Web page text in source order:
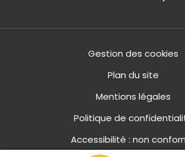
Gestion des cookies
Plan du site
Mentions légales
Politique de
Accessibilité : non